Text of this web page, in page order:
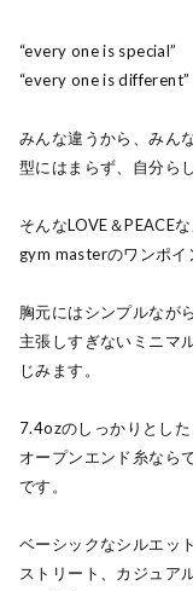
“every one is special”
“every one is different”
みんな違うから、みん
型にはまらず、自分ら
そんなLOVE＆PEACE
gym masterのワンポイ
胸元にはシンプルなが
主張しすぎないミニマ
じみます。
7.4ozのしっかりとし
オープンエンド糸なら
です。
ベーシックなシルエット
ストリート、カジュア